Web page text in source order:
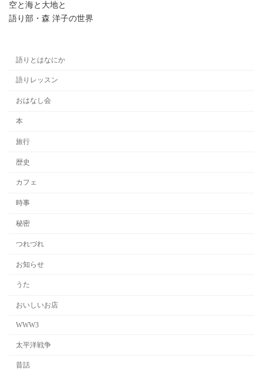
空と海と大地と
語り部・森 洋子の世界
語りとはなにか
語りレッスン
おはなし会
本
旅行
歴史
カフェ
時事
秘密
つれづれ
お知らせ
うた
おいしいお店
WWW3
太平洋戦争
昔話